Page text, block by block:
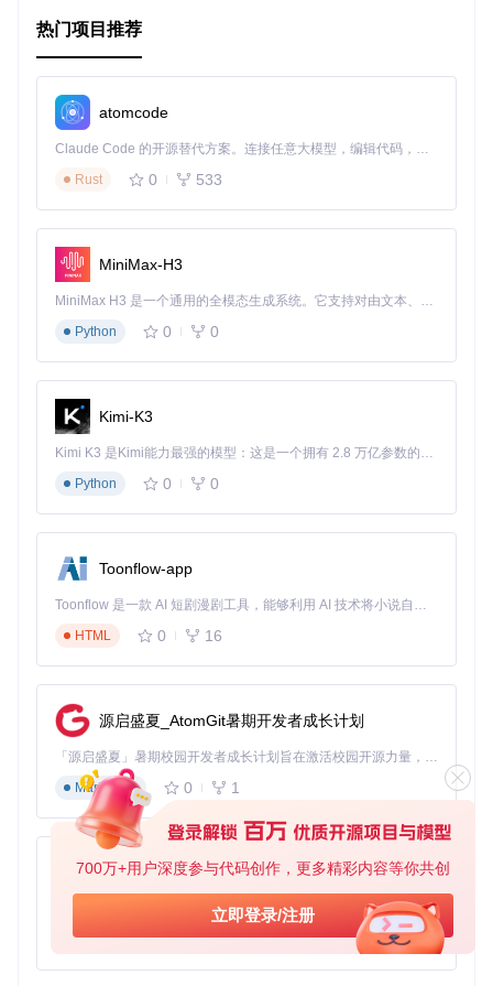
700万+用户深度参与代码创作，更多精彩内容等你共创
立即登录/注册
验。
开源与社区活跃
其活跃的社区和MIT许可证下的自由使用和改进。
虽然Ionide-FSharp
能仍值得回顾。现在，我们鼓励大家转移到VSCode中的Ionid
e，继续享受高效且便捷的F#开发之旅。
最后，如果你有任何问题或者想要交流，欢迎加入我们的Gitte
r聊天室。
祝你好运，愉快的编程！
热门项目推荐
atomcode
Claude Code 的开源替代方案。连接任意大模型，编辑代码，运行命令，自动验证 — 全自动执行。用 Rust 构建，极致性能。 ｜ An open-source alternative to Claude Code. Connect any LLM, edit code, run commands, and verify changes — autonomously. Built in Rust for speed. Get Started
Rust
0 533
MiniMax-H3
MiniMax H3 是一个通用的全模态生成系统。它支持对由文本、图像、视频和音频组成的多模态上下文进行统一理解，并能生成分辨率高达 2K、时长可达 15 秒的带原生立体声音频的视频。得益于面向任务泛化的系统设计，H3 在预训练阶段就已具备广泛的多模态上下文理解与生成能力，能够出色地执行复杂的多模态指令。
Python
0 0
Kimi-K3
Kimi K3 是Kimi能力最强的模型：这是一个拥有 2.8 万亿参数的混合专家（MoE）模型，具备原生视觉理解能力，并支持 100 万 token 的上下文窗口。
Python
0 0
Toonflow-app
Toonflow 是一款 AI 短剧漫剧工具，能够利用 AI 技术将小说自动转化为剧本，并结合 AI 生成的图片和视频，实现高效的短剧创作。借助 Toonflow，可以轻松完成从文字到影像的全流程，让短剧制作变得更加智能与便捷。
HTML
0 16
源启盛夏_AtomGit暑期开发者成长计划
「源启盛夏」暑期校园开发者成长计划旨在激活校园开源力量，通过积分激励、认证扶持、资源倾斜等形式，引导高校组织和开发者完成「入驻 — 建项目 — 做贡献 — 获认证 — 得资源」的完整闭环。无论你是想带领社团入驻平台的组织者，还是希望用代码贡献证明自己的开发者，都能在这里找到属于你的成长路径。
Markdown
0 1
AionUi
免费、本地、开源的 24/7 全天候 Cowork 应用，以及适用于 Gemini CLI、Claude Code、Codex、OpenCode、Qwen Code、Goose CLI、Auggie 等的 OpenClaw | 🌟 喜欢就点star吧
TypeScript
0 6